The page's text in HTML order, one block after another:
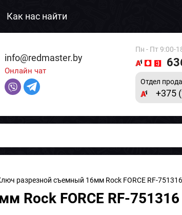
Как нас найти
info@redmaster.by
Онлайн чат
Пн - Пт 9:00-
Отдел
+375
разрезной съемный 16мм Rock FORCE RF-751316
Rock FORCE RF-751316